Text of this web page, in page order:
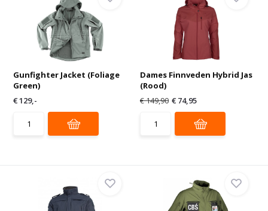
Gunfighter Jacket (Foliage
Green)
€ 129,-
Dames Finnveden Hybrid Jas
(Rood)
€ 149,90 € 74,95